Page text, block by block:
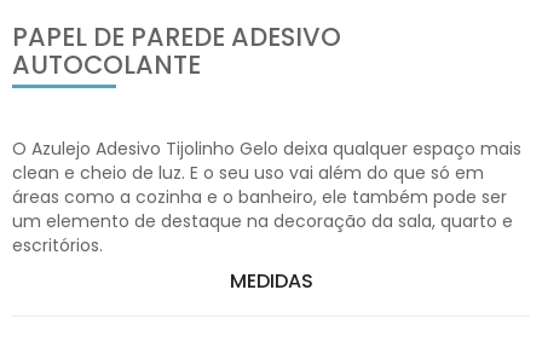
PAPEL DE PAREDE ADESIVO
AUTOCOLANTE
O Azulejo Adesivo Tijolinho Gelo deixa qualquer espaço mais
clean e cheio de luz. E o seu uso vai além do que só em
áreas como a cozinha e o banheiro, ele também pode ser
um elemento de destaque na decoração da sala, quarto e
escritórios.
MEDIDAS